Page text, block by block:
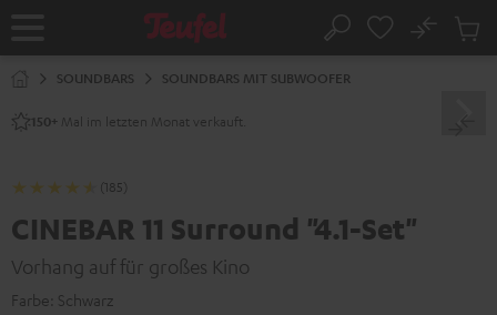
Startseite Suche
No
SOUNDBARS SOUNDBARS MIT SUBWOOFER
150+ Mal im letzten Monat verkauft.
(185)
CINEBAR 11 Surround "4.1-Set"
Vorhang auf für großes Kino
Farbe: Schwarz